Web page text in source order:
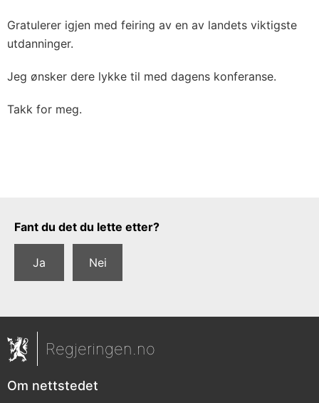
Gratulerer igjen med feiring av en av landets viktigste
utdanninger.
Jeg ønsker dere lykke til med dagens konferanse.
Takk for meg.
Tilbakemeldingsskjema
Fant du det du lette etter?
Ja Nei
Regjeringen.no
Om nettstedet